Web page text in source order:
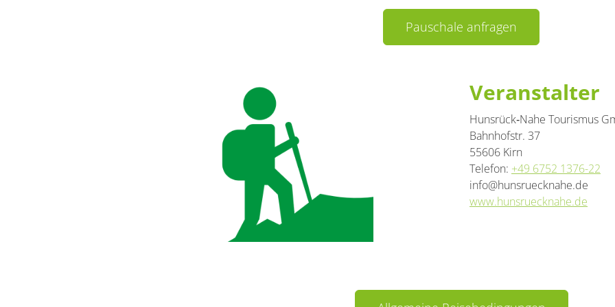
Pauschale anfragen
Veranstalter
Hunsrück‑Nahe Tourismus
Bahnhofstr. 37
55606 Kirn
Telefon: +49 6752 1376-22
info@hunsruecknahe.de
www.hunsruecknahe.de